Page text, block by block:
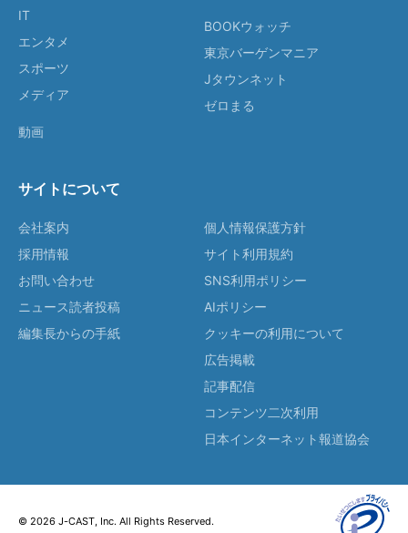
IT
エンタメ
スポーツ
メディア
動画
BOOKウォッチ
東京バーゲンマニア
Jタウンネット
ゼロまる
サイトについて
会社案内
採用情報
お問い合わせ
ニュース読者投稿
編集長からの手紙
個人情報保護方針
サイト利用規約
SNS利用ポリシー
AIポリシー
クッキーの利用について
広告掲載
記事配信
コンテンツ二次利用
日本インターネット報道協会
© 2026 J-CAST, Inc. All Rights Reserved.